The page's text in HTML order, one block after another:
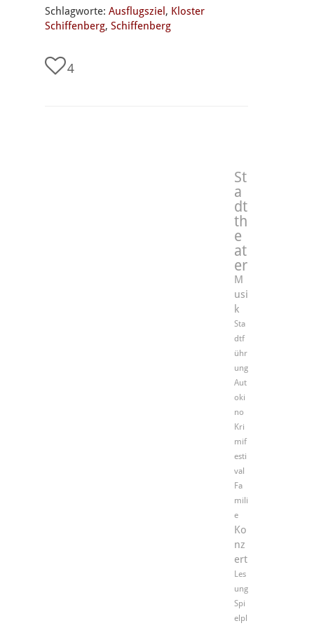
Schlagworte: Ausflugsziel , Kloster
Schiffenberg, Schiffenberg
4
St
a
dt
th
e
at
er
M
usi
k
Sta
dtf
ühr
ung
Aut
oki
no
Kri
mif
esti
val
Fa
mili
e
Ko
nz
ert
Les
ung
Spi
elpl